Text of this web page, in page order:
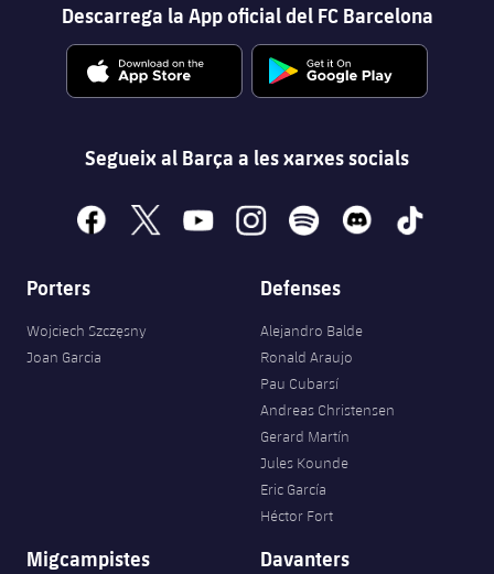
Descarrega la App oficial del FC Barcelona
Segueix al Barça a les xarxes socials
facebook
x youtubeinstagramspotify discord tiktok
Porters
Wojciech Szczęsny
Joan Garcia
Defenses
Alejandro Balde
Ronald Araujo
Pau Cubarsí
Andreas Christensen
Gerard Martín
Jules Kounde
Eric García
Héctor Fort
Migcampistes Davanters